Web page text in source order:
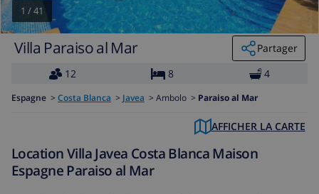
1 /41
Villa Paraiso al Mar
Partager
12
8 4
Espagne > Costa Blanca > Javea > Ambolo > Paraiso al Mar
AFFICHER LA CARTE
Location Villa Javea Costa Blanca Maison
Espagne Paraiso al Mar